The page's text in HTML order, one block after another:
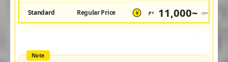
Standard Regular Price ¥ JPY 11,000~ /pax